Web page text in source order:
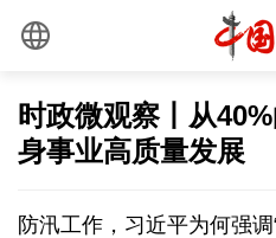
时政微观察丨从
身事业高质量发展
防汛工作，习近平为何强调